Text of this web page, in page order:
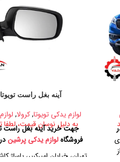
آینه بغل راست
لوازم یدکی تویوتا,کرولا,
به دلیل نوسان قیمت، لطفا
جهت خرید آینه بغل راست
فروشگاهلوازم یدکی پرشین
تهران، خیابان امیرکبیر، پاساژ